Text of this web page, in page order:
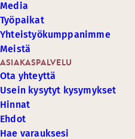
ASIAKASPALVELU
Ota yhteyttä
Usein kysytyt kysymykset
Hinnat
Ehdot
Hae varauksesi
Media
Työpaikat
Yhteistyökumppanimme
Meistä